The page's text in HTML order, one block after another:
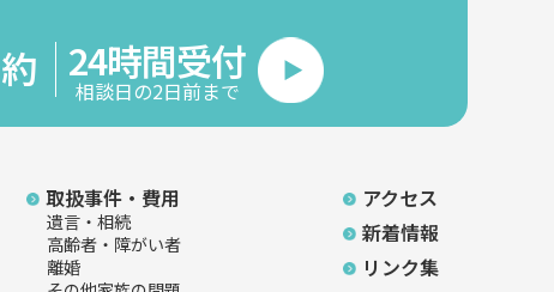
24時間受付
相談日の2日前まで
取扱事件・費用
遺言・相続
高齢者・障がい者
離婚
アクセス
新着情報
リンク集